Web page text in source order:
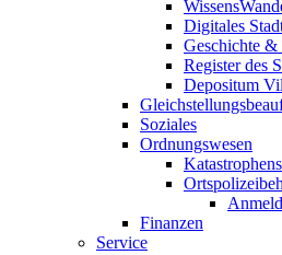
Digitales
Geschichte &
Register des
Depositum
Soziales
Ordnungswesen
Finanzen
Service